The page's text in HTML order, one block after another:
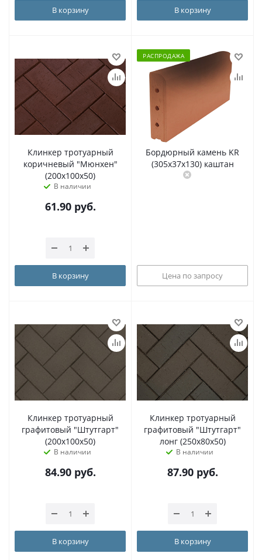
В корзину В корзину
Клинкер тротуарный
коричневый "Мюнхен"
(200x100x50)
В наличии
61.90руб.
В корзину
РАСПРОДАЖА
Бордюрный камень KR
(305х37х130) каштан
Цена по запросу
Клинкер тротуарный
графитовый "Штутгарт"
(200x100x50)
В наличии
84.90руб.
В корзину
Клинкер тротуарный
графитовый "Штутгарт"
лонг (250х80x50)
В наличии
87.90руб.
В корзину